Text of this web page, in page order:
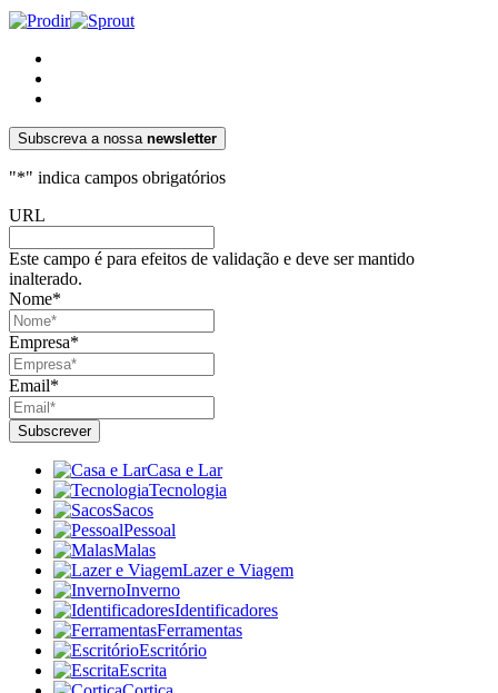
Subscreva a nossa newsletter
"*" indica campos obrigatórios
URL
Este campo é para efeitos de validação e deve ser mantido
inalterado.
Nome*
Empresa*
Email*
Casa e Lar
Tecnologia
Sacos
Pessoal
Malas
Lazer e Viagem
Inverno
Identificadores
Ferramentas
Escritório
Escrita